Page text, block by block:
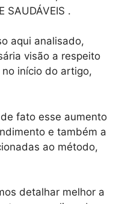
SAUDÁVEIS .
aqui analisado,
visão a respeito
início do artigo,
fato esse aumento
e também a
ao método,
detalhar melhor a